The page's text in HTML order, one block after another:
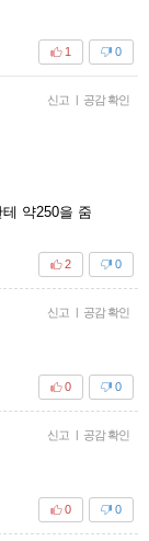
0
1
신고 | 공감 확인
약250을 줌
0
2
신고 | 공감 확인
0
0
신고 | 공감 확인
0
0